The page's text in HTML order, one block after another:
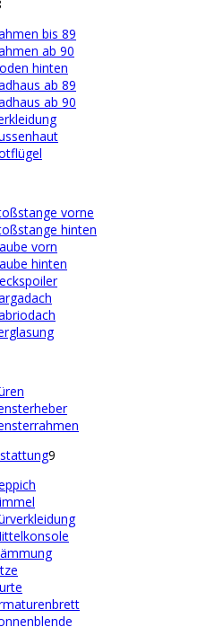
bis 89
ab 90
hinten
ab 89
ab 90
vorne
hinten
vorn
hinten
9